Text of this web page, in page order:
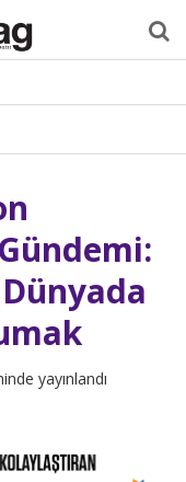
İletişim
yayınlandı